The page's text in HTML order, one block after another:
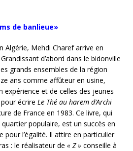
de banlieue»
Algérie, Mehdi Charef arrive en
d’abord dans le bidonville
grands ensembles de la région
ans comme affûteur en usine,
expérience et de celles des jeunes
écrire Le Thé au harem d’Archi
de France en 1983. Ce livre, qui
quartier populaire, est un succès en
pour l’égalité. Il attire en particulier
: le réalisateur de « Z » conseille à